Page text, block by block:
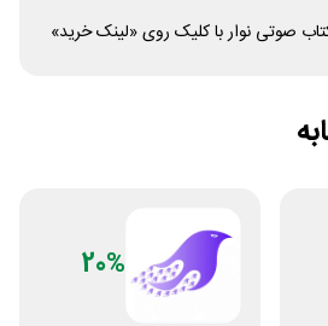
صوتی نوار با کلیک روی «لینک خرید»
20%